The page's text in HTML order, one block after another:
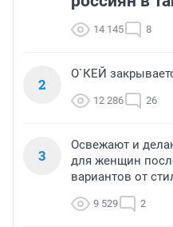
14 145 8
2
О`КЕЙ
12 286 26
3
Освежают и
для женщин
вариантов от
9 529 2